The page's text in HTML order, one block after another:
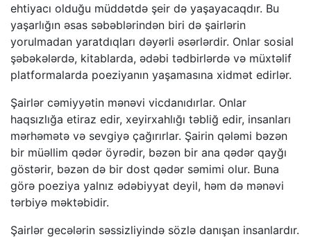
ehtiyacı olduğu müddətdə şeir də yaşayacaqdır. Bu
yaşarlığın əsas səbəblərindən biri də şairlərin
yorulmadan yaratdıqları dəyərli əsərlərdir. Onlar sosial
şəbəkələrdə, kitablarda, ədəbi tədbirlərdə və müxtəlif
platformalarda poeziyanın yaşamasına xidmət edirlər.
Şairlər cəmiyyətin mənəvi vicdanıdırlar. Onlar
haqsızlığa etiraz edir, xeyirxahlığı təbliğ edir, insanları
mərhəmətə və sevgiyə çağırırlar. Şairin qələmi bəzən
bir müəllim qədər öyrədir, bəzən bir ana qədər qayğı
göstərir, bəzən də bir dost qədər səmimi olur. Buna
görə poeziya yalnız ədəbiyyat deyil, həm də mənəvi
tərbiyə məktəbidir.
Şairlər gecələrin səssizliyində sözlə danışan insanlardır.